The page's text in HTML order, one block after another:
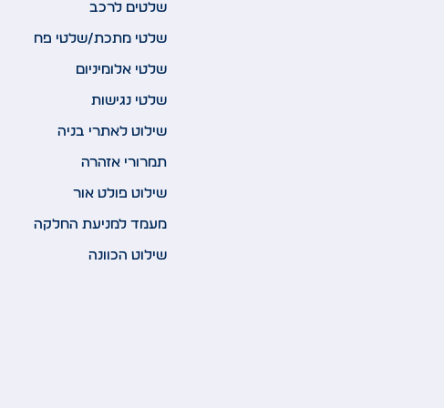
שלטים לרכב
שלטי מתכת/שלטי פח
שלטי אלומיניום
שלטי נגישות
שילוט לאתרי בניה
תמרורי אזהרה
שילוט פולט אור
מעמד למניעת החלקה
שילוט הכוונה